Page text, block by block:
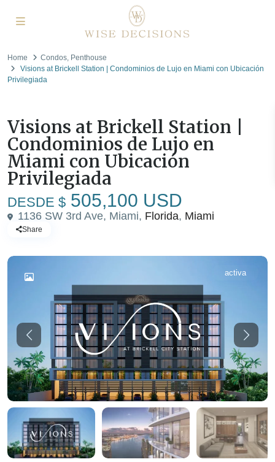
Home Condos, Penthouse
Visions at Brickell Station | Condominios de Lujo en Miami con Ubicación
Privilegiada
Visions at Brickell Station |
Condominios de Lujo en
Miami con Ubicación
Privilegiada
DESDE $ 505,100 USD
1136 SW 3rd Ave, Miami, Florida, Miami
Share
activa
Previous